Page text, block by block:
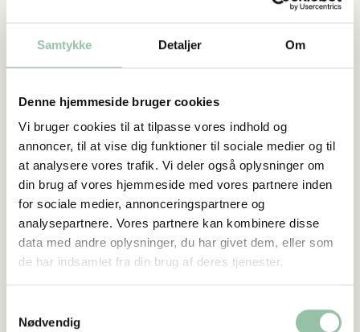
Samtykke Detaljer Om
Denne hjemmeside bruger cookies
Vi bruger cookies til at tilpasse vores indhold og
annoncer, til at vise dig funktioner til sociale medier og til
at analysere vores trafik. Vi deler også oplysninger om
din brug af vores hjemmeside med vores partnere inden
for sociale medier, annonceringspartnere og
analysepartnere. Vores partnere kan kombinere disse
data med andre oplysninger, du har givet dem, eller som
de har indsamlet fra din brug af deres tjenester.
Nødvendig
Den gode lodsejerdialog
Vil i etablere et spor der går over privat
jord? Vi har samlet de bedste råd fra
vores stigrupper til en god dialog med
private lodsejere.
Read more about Guldkorn fra andre stigrupper